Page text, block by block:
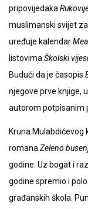
pripovijedaka
muslimanski svijet
uređuje kalendar
listovimaŠkolski
Budući da je časopis
njegove prve knjige,
autorom potpisanim
Kruna Mulabdićevog
romanaZeleno
godine. Uz bogat i
godine spremio i
građanskih škola.